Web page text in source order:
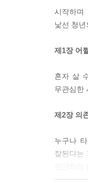
시작하며
낯선 청
제1장 어
혼자 살
무관심한
제2장 의
누구나
잘된다는